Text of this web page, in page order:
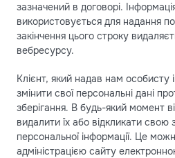
зазначений в договорі.
використовується для надання
закінчення цього строку
вебресурсу.
Клієнт, який надав нам
змінити свої персональні дані
зберігання. В будь-який момент
видалити їх або відкликати свою
персональної інформації. Це
адміністрацією сайту